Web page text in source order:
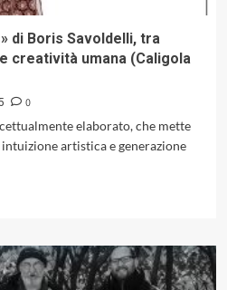
di Boris Savoldelli, tra
creatività umana (Caligola
0
elaborato, che mette
artistica e generazione